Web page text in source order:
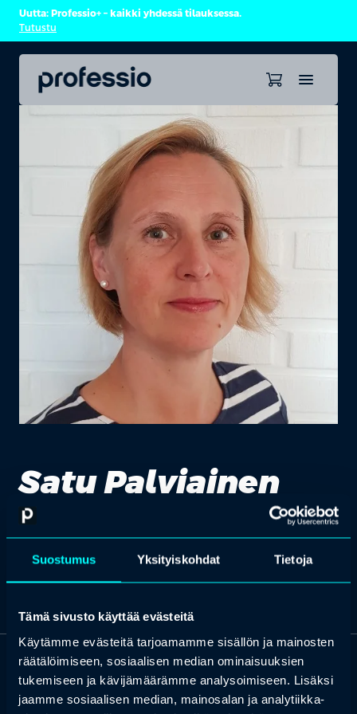
Suostumus Yksityiskohdat Tietoja
Tämä sivusto käyttää evästeitä
Käytämme evästeitä tarjoamamme sisällön ja mainosten
räätälöimiseen, sosiaalisen median ominaisuuksien
tukemiseen ja kävijämäärämme analysoimiseen. Lisäksi
jaamme sosiaalisen median, mainosalan ja analytiikka-
Uutta: Professio+ – kaikki yhdessä tilauksessa.
Tutustu
Satu Palviainen
CIO, Cor Group
OTA YHTEYTTÄ
Keilaranta 1 A, 02150 Espoo